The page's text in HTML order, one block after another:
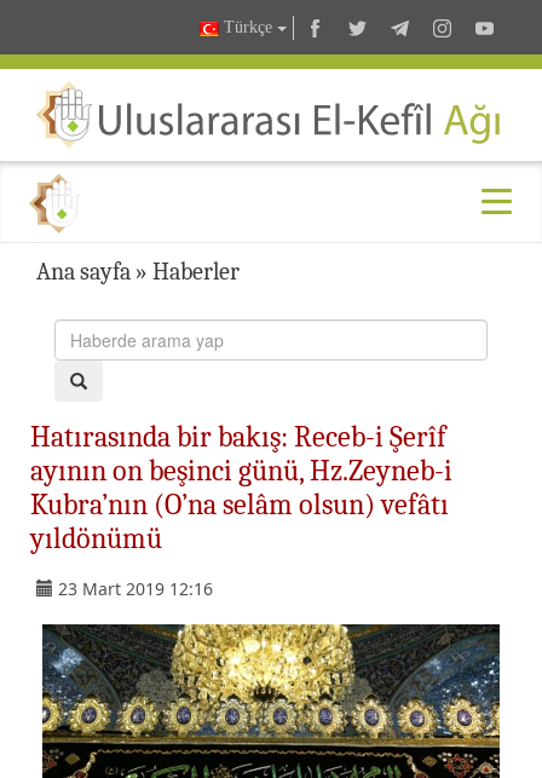
Türkçe
Ana sayfa » Haberler
Hatırasında bir bakış: Receb-i Şerîf
ayının on beşinci günü, Hz.Zeyneb-i
Kubra’nın (O’na selâm olsun) vefâtı
yıldönümü
23 Mart 2019 12:16